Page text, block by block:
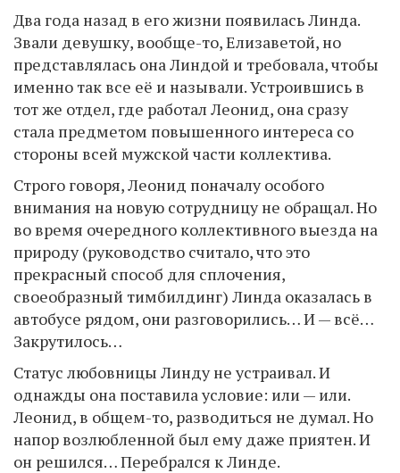
Два года назад в его жизни появилась Линда.
Звали девушку, вообще-то, Елизаветой, но
представлялась она Линдой и требовала, чтобы
именно так все её и называли. Устроившись в
тот же отдел, где работал Леонид, она сразу
стала предметом повышенного интереса со
стороны всей мужской части коллектива.
Строго говоря, Леонид поначалу особого
внимания на новую сотрудницу не обращал. Но
во время очередного коллективного выезда на
природу (руководство считало, что это
прекрасный способ для сплочения,
своеобразный тимбилдинг) Линда оказалась в
автобусе рядом, они разговорились… И — всё…
Закрутилось…
Статус любовницы Линду не устраивал. И
однажды она поставила условие: или — или.
Леонид, в общем-то, разводиться не думал. Но
напор возлюбленной был ему даже приятен. И
он решился… Перебрался к Линде.